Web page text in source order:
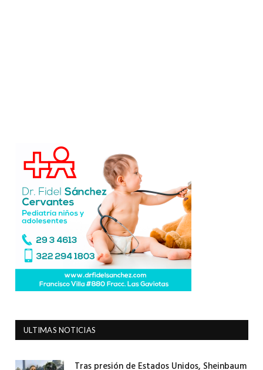
ULTIMAS NOTICIAS
Tras presión de Estados Unidos, Sheinbaum